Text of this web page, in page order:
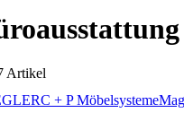
Artikel
C + P Möbelsysteme